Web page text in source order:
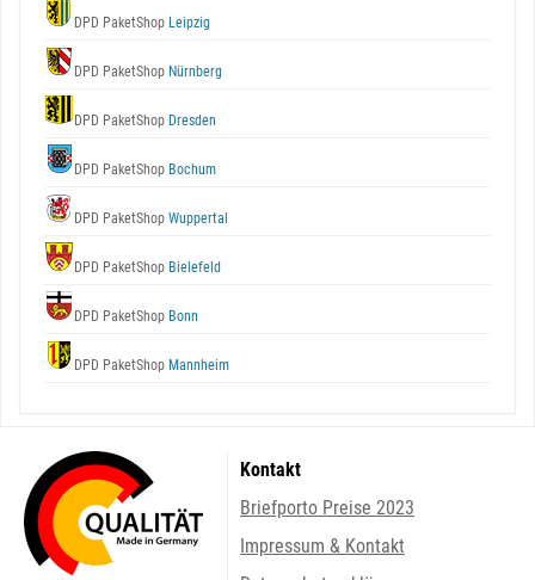
DPD PaketShop Leipzig
DPD PaketShop Nürnberg
DPD PaketShop Dresden
DPD PaketShop Bochum
DPD PaketShop Wuppertal
DPD PaketShop Bielefeld
DPD PaketShop Bonn
DPD PaketShop Mannheim
Kontakt
Briefporto Preise 2023
Impressum & Kontakt